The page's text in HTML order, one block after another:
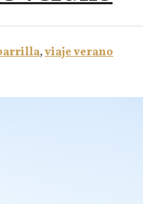
,viaje verano